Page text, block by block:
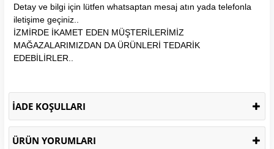
Detay ve bilgi için lütfen whatsaptan mesaj atın yada telefonla
iletişime geçiniz..
İZMİRDE İKAMET EDEN MÜŞTERİLERİMİZ
MAĞAZALARIMIZDAN DA ÜRÜNLERİ TEDARİK
EDEBİLİRLER..
İADE KOŞULLARI
ÜRÜN YORUMLARI